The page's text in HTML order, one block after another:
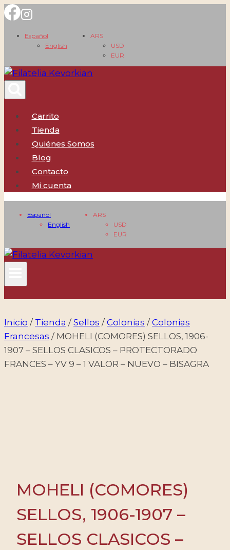
Saltar
contenido
Español
English
ARS
USD
EUR
Carrito
Tienda
Quiénes Somos
Blog
Contacto
Mi cuenta
Español
English
ARS
USD
EUR
Inicio / Tienda / Sellos / Colonias / Colonias
Francesas / MOHELI (COMORES) SELLOS, 1906-
1907 – SELLOS CLASICOS – PROTECTORADO
FRANCES – YV 9 – 1 VALOR – NUEVO – BISAGRA
MOHELI (COMORES)
SELLOS, 1906-1907 –
SELLOS CLASICOS –